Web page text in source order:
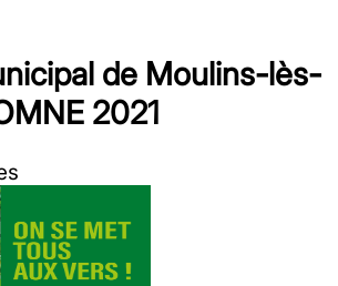
de Moulins-lès-
2021